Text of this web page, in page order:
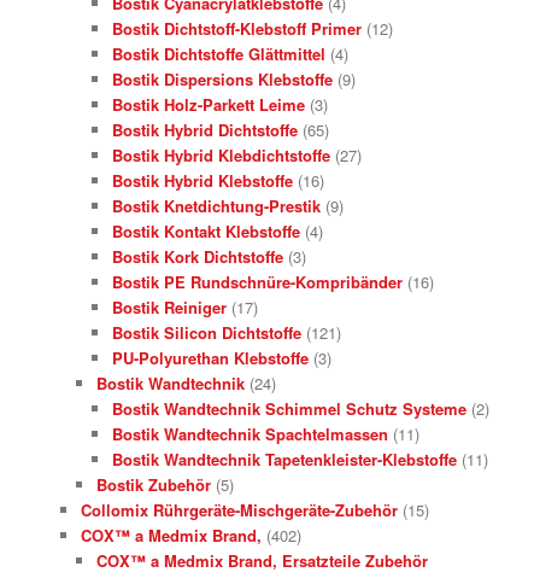
Bostik Dichtstoff-Klebstoff Primer (12)
Bostik Dichtstoffe Glättmittel (4)
Bostik Dispersions Klebstoffe (9)
Bostik Holz-Parkett Leime (3)
Bostik Hybrid Dichtstoffe (65)
Bostik Hybrid Klebdichtstoffe (27)
Bostik Hybrid Klebstoffe (16)
Bostik Knetdichtung-Prestik (9)
Bostik Kontakt Klebstoffe (4)
Bostik Kork Dichtstoffe (3)
Bostik PE Rundschnüre-Kompribänder (16)
Bostik Reiniger (17)
Bostik Silicon Dichtstoffe (121)
PU-Polyurethan Klebstoffe (3)
Bostik Wandtechnik (24)
Bostik Wandtechnik Schimmel Schutz Systeme (2)
Bostik Wandtechnik Spachtelmassen (11)
Bostik Wandtechnik Tapetenkleister-Klebstoffe (11)
Bostik Zubehör (5)
Collomix Rührgeräte-Mischgeräte-Zubehör (15)
COX™ a Medmix Brand, (402)
COX™ a Medmix Brand, Ersatzteile Zubehör